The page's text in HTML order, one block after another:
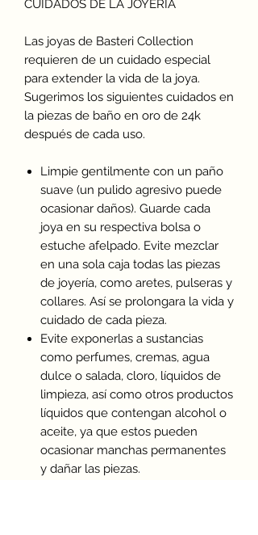
CUIDADOS DE LA JOYERÍA
Las joyas de Basteri Collection
requieren de un cuidado especial
para extender la vida de la joya.
Sugerimos los siguientes cuidados en
la piezas de baño en oro de 24k
después de cada uso.
Limpie gentilmente con un paño
suave (un pulido agresivo puede
ocasionar daños). Guarde cada
joya en su respectiva bolsa o
estuche afelpado. Evite mezclar
en una sola caja todas las piezas
de joyería, como aretes, pulseras y
collares. Así se prolongara la vida y
cuidado de cada pieza.
Evite exponerlas a sustancias
como perfumes, cremas, agua
dulce o salada, cloro, líquidos de
limpieza, así como otros productos
líquidos que contengan alcohol o
aceite, ya que estos pueden
ocasionar manchas permanentes
y dañar las piezas.